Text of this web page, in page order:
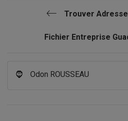
Trouver
Fichier Entreprise
🧔 Odon ROUSSEAU